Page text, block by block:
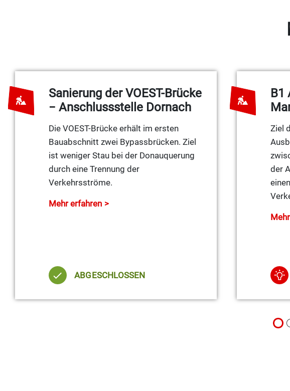
Fußgänger, was maßgeblich die Qualität des
Streckenführungen und
Sanierung der VOEST-Brücke
− Anschlussstelle Dornach
Die VOEST-Brücke erhält im ersten
Bauabschnitt zwei Bypassbrücken. Ziel
ist weniger Stau bei der Donauquerung
durch eine Trennung der
Verkehrsströme.
Mehr erfahren
ABGESCHLOSSEN
B1
Ziel
der